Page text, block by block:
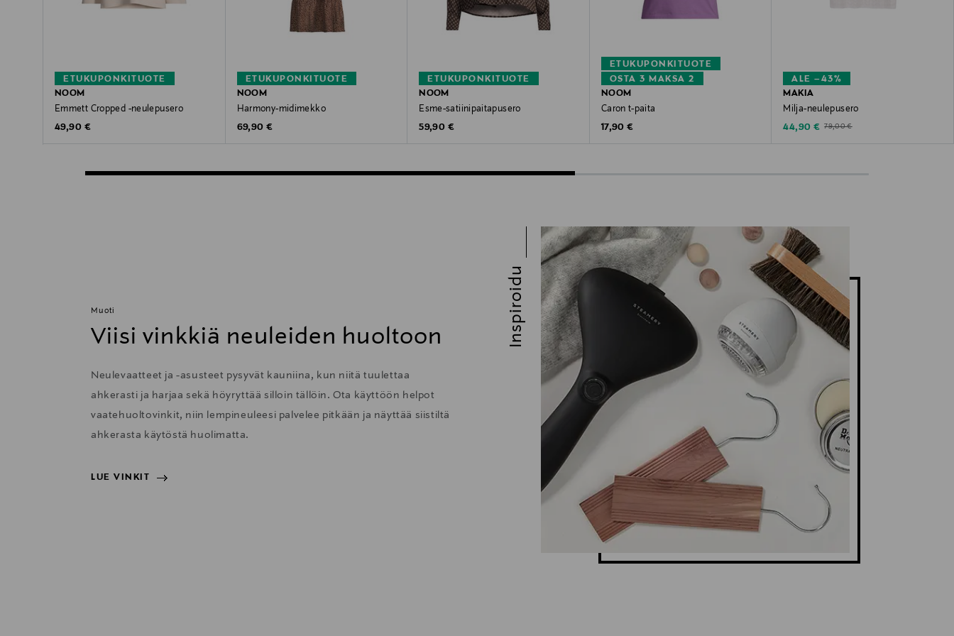
ETUKUPONKITUOTE
NOOM
Emmett Cropped -neulepusero
Original Price
49,90 €
ETUKUPONKITUOTE
NOOM
Harmony-midimekko
Original Price
69,90 €
ETUKUPONKITUOTE
NOOM
Esme-satiinipaitapusero
Original Price
59,90 €
OSTA 3 MAKSA 2
ETUKUPONKITUOTE
NOOM
Caron t-paita
Original Price
17,90 €
ALE –43%
MAKIA
Milja-neulepusero
Discounted Price
44,90 € Original Price
79,00 €
Muoti
Viisi vinkkiä neuleiden huoltoon
Neulevaatteet ja -asusteet pysyvät kauniina, kun niitä tuulettaa
ahkerasti ja harjaa sekä höyryttää silloin tällöin. Ota käyttöön helpot
vaatehuoltovinkit, niin lempineuleesi palvelee pitkään ja näyttää siistiltä
ahkerasta käytöstä huolimatta.
LUE VINKIT
Inspiroidu